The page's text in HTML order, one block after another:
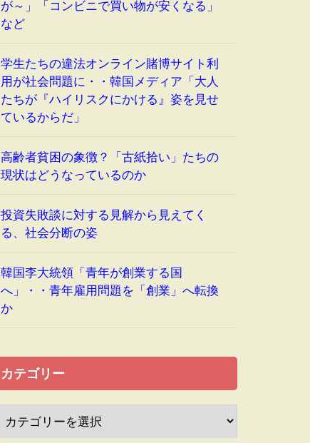
が～」「コンビニで買い物が安くなる」
など
学生たちの違法オンライン賭博サイト利
用が社会問題に・・韓国メディア「大人
たちが『ハイリスクにかける』姿を見せ
ているからだ」
高齢者貧困の象徴？「古紙拾い」たちの
現状はどうなっているのか
投資失敗談に対する見解から見えてく
る、社会分断の姿
韓国李大統領「青年が創業する国
へ」・・青年雇用問題を「創業」へ転換
か
カテゴリー